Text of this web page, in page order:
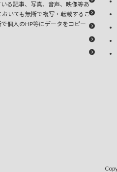
る記事、写真、音声、映像等あ
いても無断で複写・転載するこ
個人のHP等にデータをコピー